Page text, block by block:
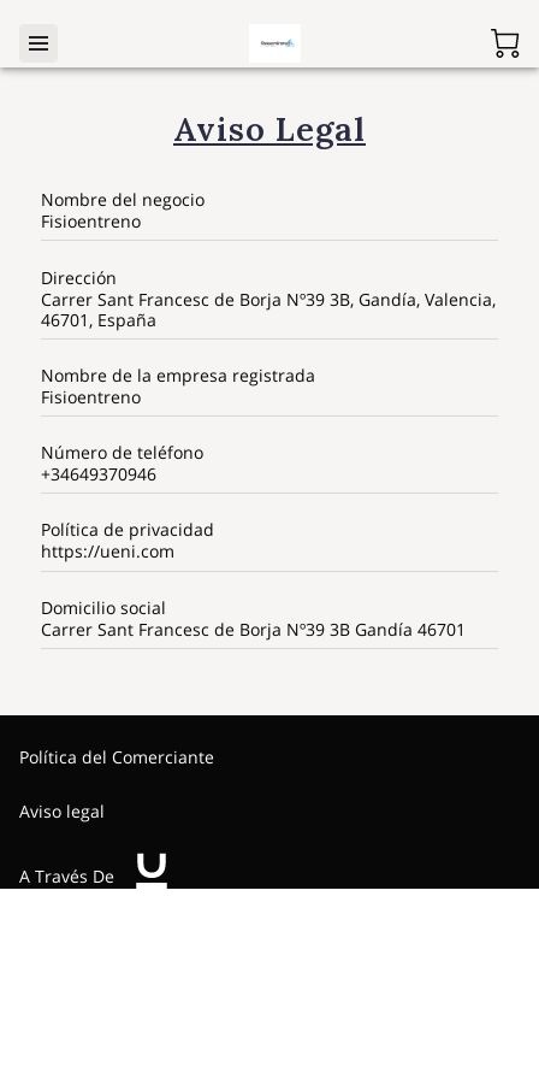
Aviso Legal
Nombre del negocio
Fisioentreno
Dirección
Carrer Sant Francesc de Borja Nº39 3B, Gandía, Valencia,
46701, España
Nombre de la empresa registrada
Fisioentreno
Número de teléfono
+34649370946
Política de privacidad
https://ueni.com
Domicilio social
Carrer Sant Francesc de Borja Nº39 3B Gandía 46701
Política del Comerciante
Aviso legal
A Través De